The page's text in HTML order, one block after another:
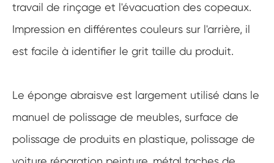
travail de rinçage et l'évacuation des copeaux.
Impression en différentes couleurs sur l'arrière, il
est facile à identifier le grit taille du produit.
Le éponge abraisve est largement utilisé dans le
manuel de polissage de meubles, surface de
polissage de produits en plastique, polissage de